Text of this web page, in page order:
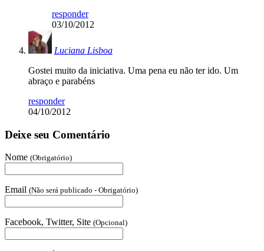
responder
03/10/2012
Luciana Lisboa
Gostei muito da iniciativa. Uma pena eu não ter ido. Um
abraço e parabéns
responder
04/10/2012
Deixe seu Comentário
Nome (Obrigatório)
Email (Não será publicado - Obrigatório)
Facebook, Twitter, Site (Opcional)